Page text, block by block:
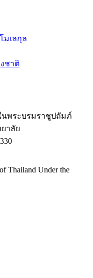
มเลกุล
ชาติ
นพระบรมราชูปถัมภ์
าลัย
Thailand Under the